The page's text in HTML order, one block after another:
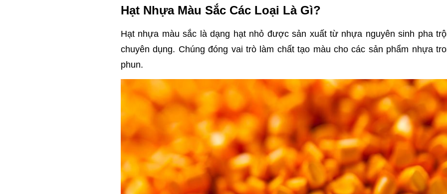
Hạt Nhựa Màu Sắc Các Loại Là Gì?
Hạt nhựa màu sắc là dạng hạt nhỏ được sản xuất từ nhựa nguyên sinh pha
chuyên dụng. Chúng đóng vai trò làm chất tạo màu cho các sản phẩm nhựa
phun.